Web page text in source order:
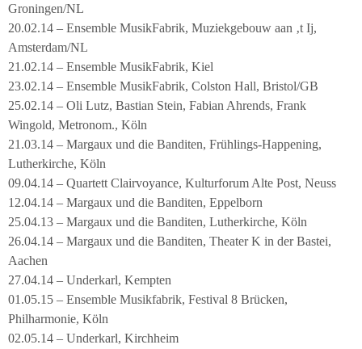
Groningen/NL
20.02.14 – Ensemble MusikFabrik, Muziekgebouw aan ‚t Ij,
Amsterdam/NL
21.02.14 – Ensemble MusikFabrik, Kiel
23.02.14 – Ensemble MusikFabrik, Colston Hall, Bristol/GB
25.02.14 – Oli Lutz, Bastian Stein, Fabian Ahrends, Frank
Wingold, Metronom., Köln
21.03.14 – Margaux und die Banditen, Frühlings-Happening,
Lutherkirche, Köln
09.04.14 – Quartett Clairvoyance, Kulturforum Alte Post, Neuss
12.04.14 – Margaux und die Banditen, Eppelborn
25.04.13 – Margaux und die Banditen, Lutherkirche, Köln
26.04.14 – Margaux und die Banditen, Theater K in der Bastei,
Aachen
27.04.14 – Underkarl, Kempten
01.05.15 – Ensemble Musikfabrik, Festival 8 Brücken,
Philharmonie, Köln
02.05.14 – Underkarl, Kirchheim